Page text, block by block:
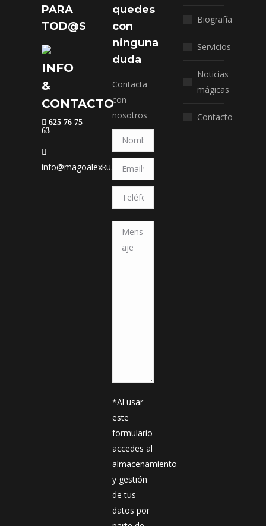
PARA
TOD@S
INFO
&
CONTACTO
625 76 75
63
info@magoalexku.com
quedes
con
ninguna
duda
Contacta
con
nosotros
*Al usar
este
formulario
accedes al
almacenamiento
y gestión
de tus
datos por
Biografía
Servicios
Noticias
mágicas
Contacto